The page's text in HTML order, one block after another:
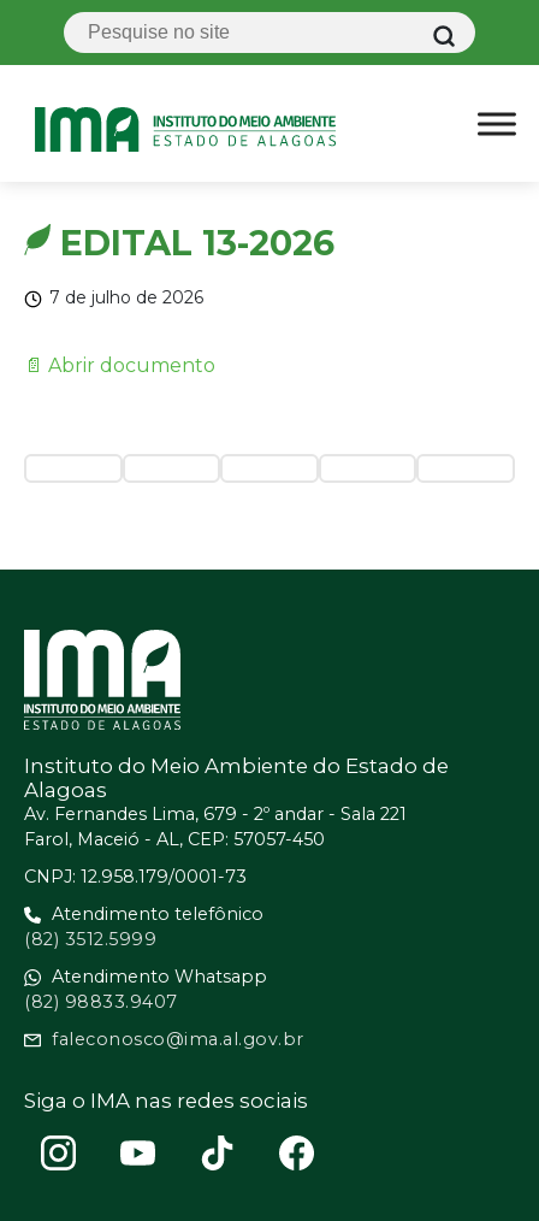
EDITAL 13-2026
7 de julho de 2026
📄 Abrir documento
Instituto do Meio Ambiente do Estado de
Alagoas
Av. Fernandes Lima, 679 - 2º andar - Sala 221
Farol, Maceió - AL, CEP: 57057-450
CNPJ: 12.958.179/0001-73
Atendimento telefônico
(82) 3512.5999
Atendimento Whatsapp
(82) 98833.9407
faleconosco@ima.al.gov.br
Siga o IMA nas redes sociais